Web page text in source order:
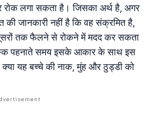
रोक लगा सकता है। जिसका अर्थ है, अगर
जानकारी नहीं है कि वह संक्रमित है,
तक फैलने से रोकने में मदद कर सकता
पहनाते समय इसके आकार के साथ इस
क्या यह बच्चे की नाक, मुंह और ठुड्डी को